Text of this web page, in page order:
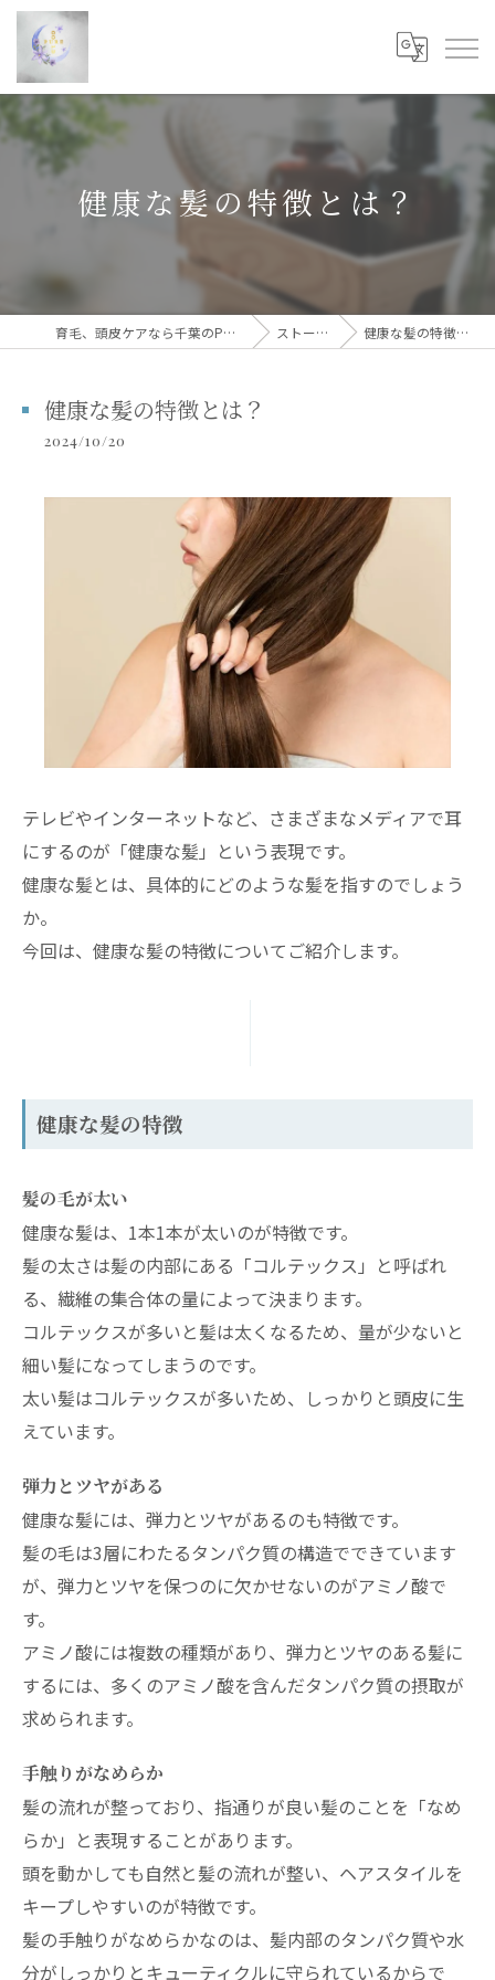
健康な髪の特徴とは？
育毛、頭皮ケアなら千葉のPUREGOLD ストーリー 健康な髪の特徴とは？
健康な髪の特徴とは？
2024/10/20
テレビやインターネットなど、さまざまなメディアで耳
にするのが「健康な髪」という表現です。
健康な髪とは、具体的にどのような髪を指すのでしょう
か。
今回は、健康な髪の特徴についてご紹介します。
健康な髪の特徴
髪の毛が太い
健康な髪は、1本1本が太いのが特徴です。
髪の太さは髪の内部にある「コルテックス」と呼ばれ
る、繊維の集合体の量によって決まります。
コルテックスが多いと髪は太くなるため、量が少ないと
細い髪になってしまうのです。
太い髪はコルテックスが多いため、しっかりと頭皮に生
えています。
弾力とツヤがある
健康な髪には、弾力とツヤがあるのも特徴です。
髪の毛は3層にわたるタンパク質の構造でできています
が、弾力とツヤを保つのに欠かせないのがアミノ酸で
す。
アミノ酸には複数の種類があり、弾力とツヤのある髪に
するには、多くのアミノ酸を含んだタンパク質の摂取が
求められます。
手触りがなめらか
髪の流れが整っており、指通りが良い髪のことを「なめ
らか」と表現することがあります。
頭を動かしても自然と髪の流れが整い、ヘアスタイルを
キープしやすいのが特徴です。
髪の手触りがなめらかなのは、髪内部のタンパク質や水
分がしっかりとキューティクルに守られているからで